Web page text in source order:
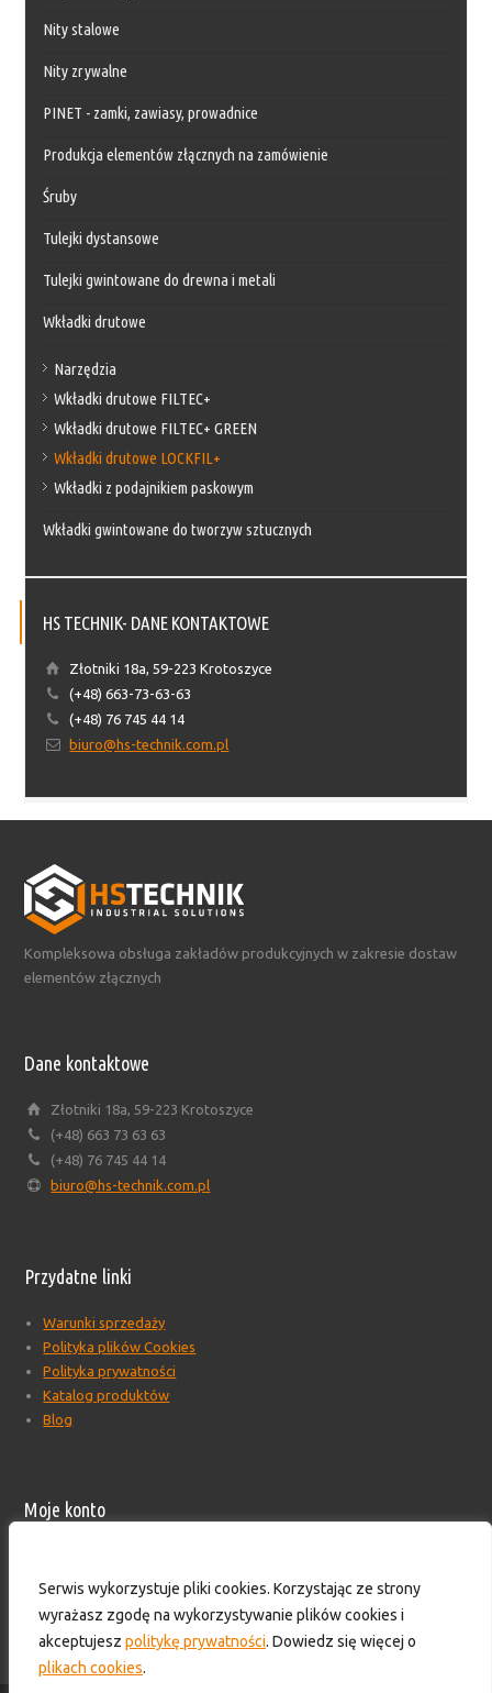
Serwis wykorzystuje pliki cookies. Korzystając ze strony
wyrażasz zgodę na wykorzystywanie plików cookies i
akceptujesz politykę prywatności. Dowiedz się więcej o
plikach cookies.
Nity stalowe
Nity zrywalne
PINET - zamki, zawiasy, prowadnice
Produkcja elementów złącznych na zamówienie
Śruby
Tulejki dystansowe
Tulejki gwintowane do drewna i metali
Wkładki drutowe
Narzędzia
Wkładki drutowe FILTEC+
Wkładki drutowe FILTEC+ GREEN
Wkładki drutowe LOCKFIL+
Wkładki z podajnikiem paskowym
Wkładki gwintowane do tworzyw sztucznych
HS TECHNIK- DANE KONTAKTOWE
Złotniki 18a, 59-223 Krotoszyce
(+48) 663-73-63-63
(+48) 76 745 44 14
biuro@hs-technik.com.pl
Kompleksowa obsługa zakładów produkcyjnych w zakresie dostaw
elementów złącznych
Dane kontaktowe
Złotniki 18a, 59-223 Krotoszyce
(+48) 663 73 63 63
(+48) 76 745 44 14
biuro@hs-technik.com.pl
Przydatne linki
Warunki sprzedaży
Polityka plików Cookies
Polityka prywatności
Katalog produktów
Blog
Moje konto
Formularz wyceny produktów
Skontaktuj się z nami!